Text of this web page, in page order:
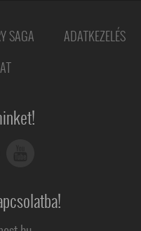
SAGA
ADATKEZELÉS